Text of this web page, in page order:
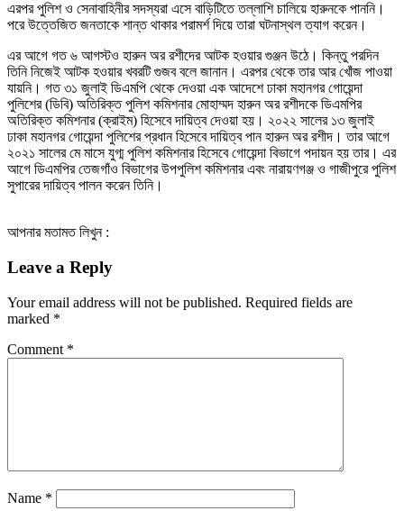
এরপর পুলিশ ও সেনাবাহিনীর সদস্যরা এসে বাড়িটিতে তল্লাশি চালিয়ে হারুনকে পাননি।
পরে উত্তেজিত জনতাকে শান্ত থাকার পরামর্শ দিয়ে তারা ঘটনাস্থল ত্যাগ করেন।
এর আগে গত ৬ আগস্টও হারুন অর রশীদের আটক হওয়ার গুঞ্জন উঠে। কিন্তু পরদিন
তিনি নিজেই আটক হওয়ার খবরটি গুজব বলে জানান। এরপর থেকে তার আর খোঁজ পাওয়া
যায়নি। গত ৩১ জুলাই ডিএমপি থেকে দেওয়া এক আদেশে ঢাকা মহানগর গোয়েন্দা
পুলিশের (ডিবি) অতিরিক্ত পুলিশ কমিশনার মোহাম্মদ হারুন অর রশীদকে ডিএমপির
অতিরিক্ত কমিশনার (ক্রাইম) হিসেবে দায়িত্ব দেওয়া হয়। ২০২২ সালের ১৩ জুলাই
ঢাকা মহানগর গোয়েন্দা পুলিশের প্রধান হিসেবে দায়িত্ব পান হারুন অর রশীদ। তার আগে
২০২১ সালের মে মাসে যুগ্ম পুলিশ কমিশনার হিসেবে গোয়েন্দা বিভাগে পদায়ন হয় তার। এর
আগে ডিএমপির তেজগাঁও বিভাগের উপপুলিশ কমিশনার এবং নারায়ণগঞ্জ ও গাজীপুরে পুলিশ
সুপারের দায়িত্ব পালন করেন তিনি।
আপনার মতামত লিখুন :
Leave a Reply
Your email address will not be published. Required fields are
marked *
Comment *
Name *